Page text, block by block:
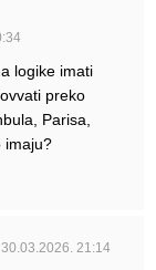
logike imati
preko
Parisa,
imaju?
30.03.2026. 21:14